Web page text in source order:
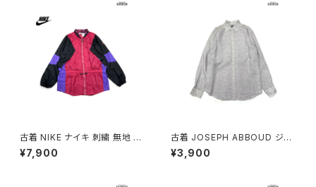
古着 NIKE ナイキ 刺繍 無地 ナ
イロン 長袖 アウター アウトドア
ジャケット ピンク (ttu250816
¥7,900
古着 JOSEPH ABBOUD ジョ
セフアブード チェック柄 リネン1
00％ 長袖 シャツ ベージュ (ttu
¥3,900